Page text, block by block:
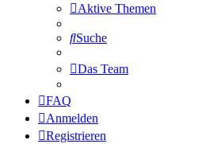
Aktive Themen
Suche
Das Team
FAQ
Anmelden
Registrieren